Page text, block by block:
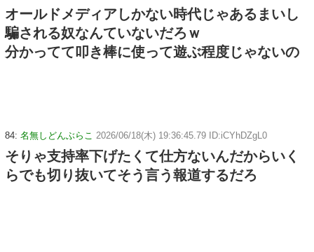
オールドメディアしかない時代じゃあるまいし
騙される奴なんていないだろｗ
分かってて叩き棒に使って遊ぶ程度じゃないの
84: 名無しどんぶらこ 2026/06/18(木) 19:36:45.79 ID:iCYhDZgL0
そりゃ支持率下げたくて仕方ないんだからいく
らでも切り抜いてそう言う報道するだろ